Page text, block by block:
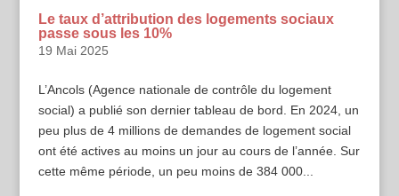
Le taux d’attribution des logements sociaux
passe sous les 10%
19 Mai 2025
L’Ancols (Agence nationale de contrôle du logement
social) a publié son dernier tableau de bord. En 2024, un
peu plus de 4 millions de demandes de logement social
ont été actives au moins un jour au cours de l’année. Sur
cette même période, un peu moins de 384 000...